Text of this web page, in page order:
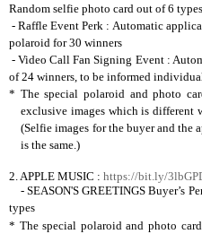
Random selfie photo card out of 6 types
- Raffle Event Perk : Automatic
polaroid for 30 winners
- Video Call Fan Signing Event :
of 24 winners, to be informed
* The special polaroid and photo
exclusive images which is different
(Selfie images for the buyer and
is the same.)
2. APPLE MUSIC : https://bit.ly/
- SEASON'S GREETINGS Buyer’s
types
* The special polaroid and photo